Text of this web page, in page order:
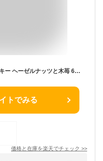
COCORIS（ココリス） サンドクッキー ヘーゼルナッツと木苺 6個入り お菓子 スイーツ 洋菓子 ワッフル ケーキ ギ お中元 御中元 お歳暮 御歳暮 内祝い 敬老の日 夏ギフト 洋菓子 ケーキ 東京お土産 お土産 贈り物
トでみる
価格と在庫を楽天でチェック >>